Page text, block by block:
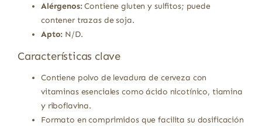
Alérgenos:Contiene gluten y sulfitos; puede
contener trazas de soja.
Apto: N/D.
Características clave
Contiene polvo de levadura de cerveza con
vitaminas esenciales como ácido nicotínico, tiamina
y riboflavina.
Formato en comprimidos que facilita su dosificación